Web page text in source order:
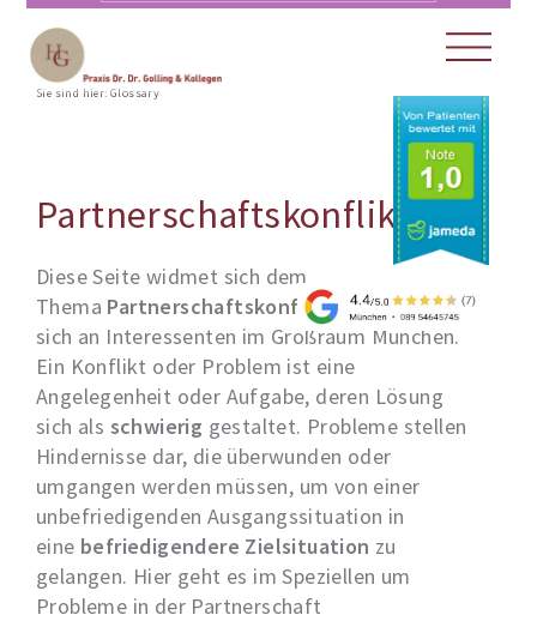
Sie sind hier:Glossary
Partnerschaftskonflikte
Diese Seite widmet sich dem
Thema Partnerschaftskonflikte , und richtet
sich an Interessenten im Großraum München.
Ein Konflikt oder Problem ist eine
Angelegenheit oder Aufgabe, deren Lösung
sich als schwierig gestaltet. Probleme stellen
Hindernisse dar, die überwunden oder
umgangen werden müssen, um von einer
unbefriedigenden Ausgangssituation in
eine befriedigendere Zielsituation zu
gelangen. Hier geht es im Speziellen um
Probleme in der Partnerschaft